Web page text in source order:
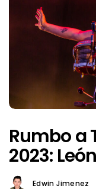
Rumbo a
2023:
Edwin Jimenez